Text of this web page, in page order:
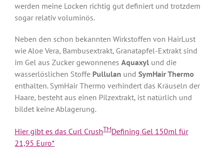
werden meine Locken richtig gut definiert und trotzdem
sogar relativ voluminös.
Neben den schon bekannten Wirkstoffen von HairLust
wie Aloe Vera, Bambusextrakt, Granatapfel-Extrakt sind
im Gel aus Zucker gewonnenes Aquaxylund die
wasserlöslichen Stoffe Pullulan und SymHair Thermo
enthalten. SymHair Thermo verhindert das Kräuseln der
Haare, besteht aus einen Pilzextrakt, ist natürlich und
bildet keine Ablagerung.
Hier gibt es das Curl CrushTMDefining Gel 150ml für
21,95 Euro*